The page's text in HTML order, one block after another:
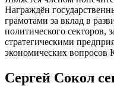
Награждён
грамотами за вклад в
политического секторов,
стратегическими
экономических вопросов
Сергей Сокол